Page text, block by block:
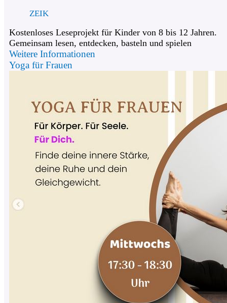
ZEIK
Kostenloses Leseprojekt für Kinder von 8 bis 12 Jahren.
Gemeinsam lesen, entdecken, basteln und spielen
Weitere Informationen
Yoga für Frauen